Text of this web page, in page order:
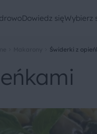
Dowiedz sięWybierz
Świderki z